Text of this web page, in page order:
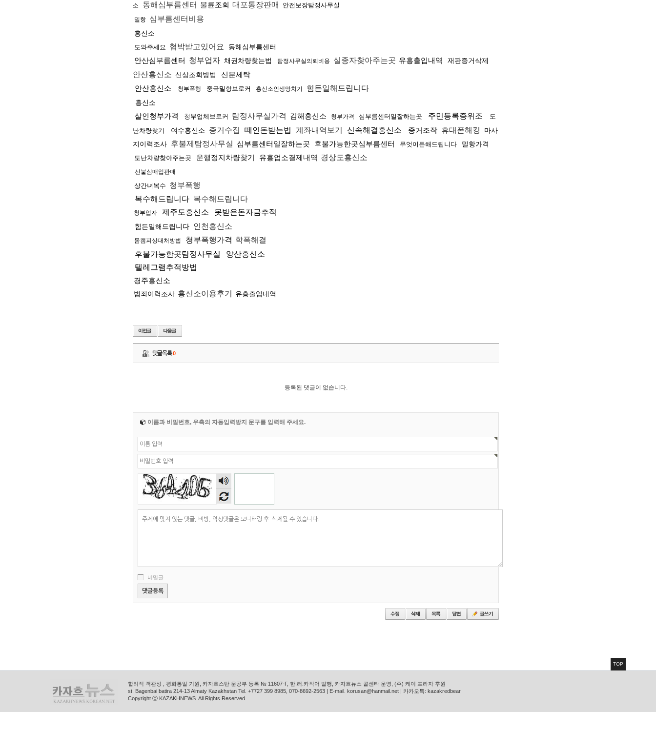
소 동해심부름센터 불륜조회 대포통장판매 안전보장탐정사무실
밀항 심부름센터비용
흥신소
도와주세요 협박받고있어요 동해심부름센터
안산심부름센터 청부업자 채권차량찾는법 탐정사무실의뢰비용 실종자찾아주는곳 유흥출입내역 재판증거삭제
안산흥신소 신상조회방법
신분세탁
안산흥신소
청부폭행 중국밀항브로커 흥신소인생망치기 힘든일해드립니다
흥신소
살인청부가격 청부업체브로커 탐정사무실가격 김해흥신소 청부가격 심부름센터일잘하는곳 주민등록증위조
도
난차량찾기
여수흥신소 증거수집 떼인돈받는법 계좌내역보기 신속해결흥신소 증거조작 휴대폰해킹
마사
지이력조사 후불제탐정사무실 심부름센터일잘하는곳 후불가능한곳심부름센터 무엇이든해드립니다 밀항가격
도난차량찾아주는곳 운행정지차량찾기 유흥업소결제내역 경상도흥신소
선불심매입판매
상간녀복수 청부폭행
복수해드립니다 복수해드립니다
청부업자 제주도흥신소 못받은돈자금추적
힘든일해드립니다 인천흥신소
몸캠피싱대처방법 청부폭행가격 학폭해결
후불가능한곳탐정사무실
양산흥신소
텔레그램추적방법
경주흥신소
범죄이력조사 흥신소이용후기 유흥출입내역
댓글목록0
등록된 댓글이 없습니다.
이름과 비밀번호, 우측의 자동입력방지 문구를 입력해 주세요.
숫자
음성
듣기
비밀글
합리적 객관성 , 평화통일 기원, 카자흐스탄 문공부 등록 № 11607-Г, 한.러.카작어 발행, 카자흐뉴스 콜센타 운영, (주) 케이 프라자 후원
st. Bagenbai batira 214-13 Almaty Kazakhstan Tel. +7727 399 8985, 070-8692-2563 | E-mail. korusan@hanmail.net | 카카오톡: kazakredbear
Copyright ⓒ KAZAKHNEWS. All Rights Reserved.
TOP